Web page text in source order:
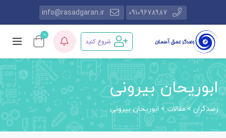
09109678987
info@rasadgaran.ir
شروع کنید
0
ابوریحان بیرونی
رصدگران>مقالات> ابوریحان بیرونی